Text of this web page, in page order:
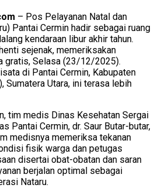
– Pos Pelayanan Natal dan
Pantai Cermin hadir sebagai ruang
kendaraan libur akhir tahun.
sejenak, memeriksakan
gratis, Selasa (23/12/2025).
di Pantai Cermin, Kabupaten
Sumatera Utara, ini terasa lebih
tim medis Dinas Kesehatan Sergai
Pantai Cermin, dr. Saur Butar-butar,
medisnya memeriksa tekanan
fisik warga dan petugas
disertai obat-obatan dan saran
berjalan optimal sebagai
Nataru.